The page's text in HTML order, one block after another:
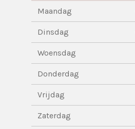
Maandag
Dinsdag
Woensdag
Donderdag
Vrijdag
Zaterdag